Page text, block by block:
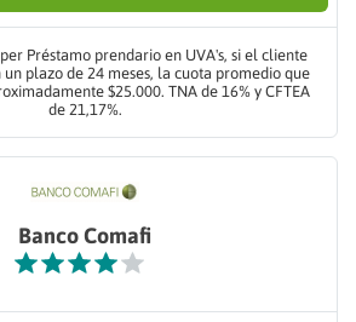
Préstamo prendario en UVA's, si el cliente
plazo de 24 meses, la cuota promedio que
$25.000. TNA de 16% y CFTEA
de 21,17%.
Banco Comafi